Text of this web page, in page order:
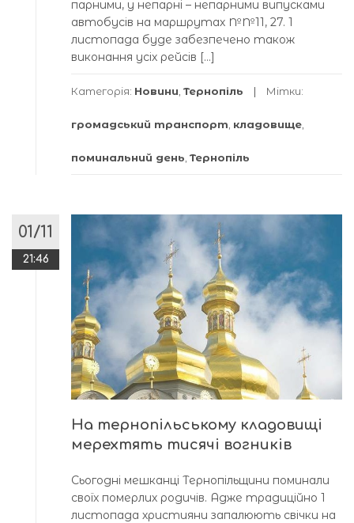
парними, у непарні – непарними випусками
автобусів на маршрутах №№11, 27. 1
листопада буде забезпечено також
виконання усіх рейсів […]
Категорія: Новини Тернопіль Мітки:
громадський транспорт кладовище
поминальний день Тернопіль
01/11
21:46
На тернопільському кладовищі
мерехтять тисячі вогників
Сьогодні мешканці Тернопільщини поминали
своїх померлих родичів. Адже традиційно 1
листопада християни запалюють свічки на